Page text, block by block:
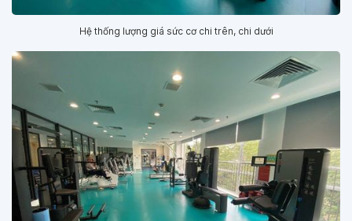
Hệ thống lượng giá sức cơ chi trên, chi dưới